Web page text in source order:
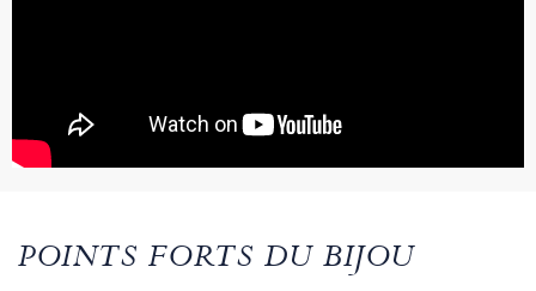
POINTS FORTS DU BIJOU